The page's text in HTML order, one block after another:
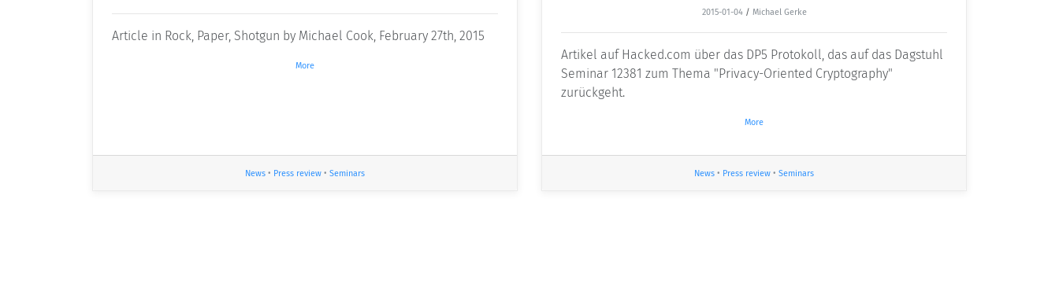
Article in Rock, Paper, Shotgun by Michael Cook, February 27th, 2015
More
News • Press review • Seminars
2015-01-04 / Michael Gerke
Artikel auf Hacked.com über das DP5 Protokoll, das auf das Dagstuhl
Seminar 12381 zum Thema "Privacy-Oriented Cryptography"
zurückgeht.
More
News • Press review • Seminars